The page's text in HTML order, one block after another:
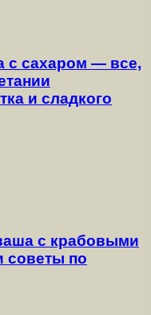
с сахаром — все,
и сладкого
с крабовыми
советы по